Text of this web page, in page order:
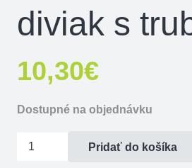
diviak s
10,30€
Dostupné na objednávku
množstvo
Pridať do košíka